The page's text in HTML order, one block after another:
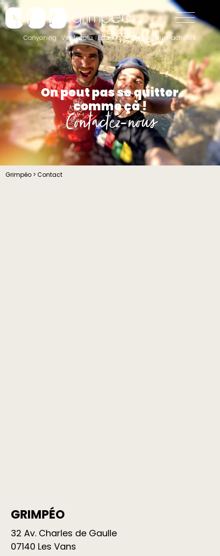
Canyoning Via-ferrata Escalade Speleo Multi-activités
On peut pas se quitter
comme çà !
Contactez-nous
Grimpéo >Contact
GRIMPÉO
32 Av. Charles de Gaulle
07140 Les Vans